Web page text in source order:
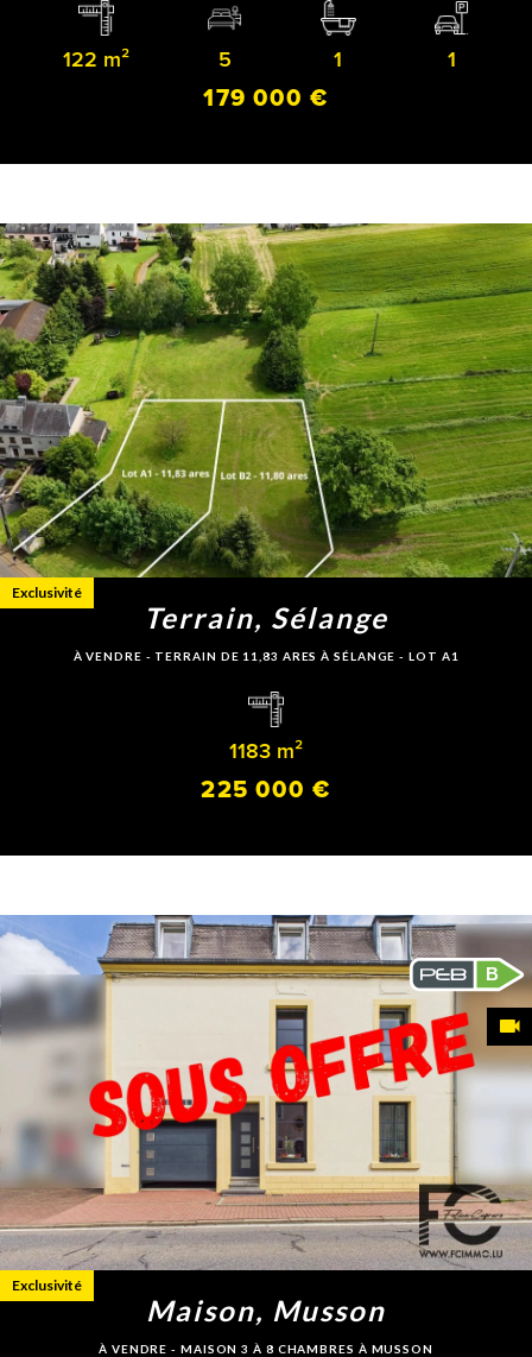
122 m² 5 1 1
179 000 €
Terrain, Sélange
À VENDRE - TERRAIN DE 11,83 ARES À SÉLANGE - LOT A1
1183 m²
225 000 €
Exclusivité
B
Maison, Musson
À VENDRE - MAISON 3 À 8 CHAMBRES À MUSSON
Exclusivité